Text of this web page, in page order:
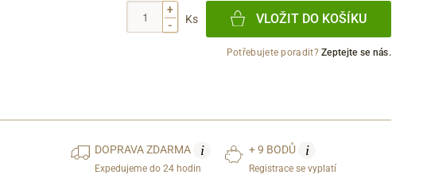
+
-
Ks VLOŽIT DO KOŠÍKU
Potřebujete poradit?Zeptejte se nás.
DOPRAVAZDARMA i
Expedujeme do 24 hodin
+ 9 BODŮ i
Registrace se vyplatí